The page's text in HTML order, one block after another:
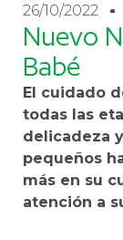
26/10/2022
Nuevo
Babé
El cuidado
todas las
delicadeza
pequeños
más en su
atención a